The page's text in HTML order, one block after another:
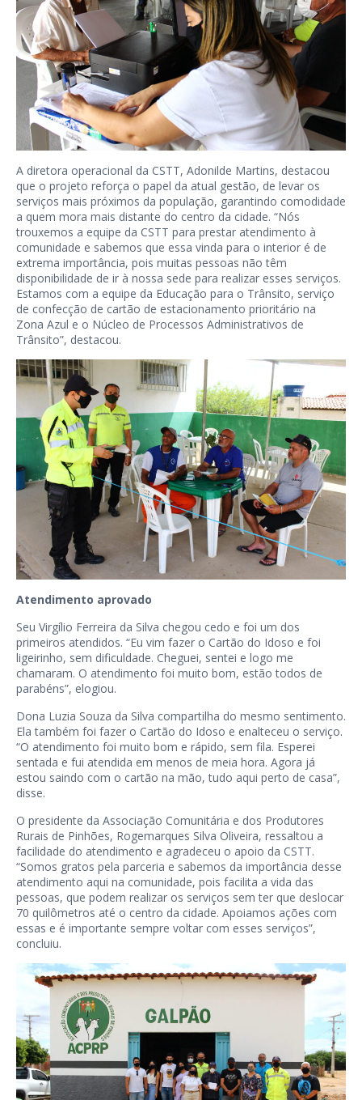
A diretora operacional da CSTT, Adonilde Martins, destacou
que o projeto reforça o papel da atual gestão, de levar os
serviços mais próximos da população, garantindo comodidade
a quem mora mais distante do centro da cidade. “Nós
trouxemos a equipe da CSTT para prestar atendimento à
comunidade e sabemos que essa vinda para o interior é de
extrema importância, pois muitas pessoas não têm
disponibilidade de ir à nossa sede para realizar esses serviços.
Estamos com a equipe da Educação para o Trânsito, serviço
de confecção de cartão de estacionamento prioritário na
Zona Azul e o Núcleo de Processos Administrativos de
Trânsito”, destacou.
Atendimento aprovado
Seu Virgílio Ferreira da Silva chegou cedo e foi um dos
primeiros atendidos. “Eu vim fazer o Cartão do Idoso e foi
ligeirinho, sem dificuldade. Cheguei, sentei e logo me
chamaram. O atendimento foi muito bom, estão todos de
parabéns”, elogiou.
Dona Luzia Souza da Silva compartilha do mesmo sentimento.
Ela também foi fazer o Cartão do Idoso e enalteceu o serviço.
“O atendimento foi muito bom e rápido, sem fila. Esperei
sentada e fui atendida em menos de meia hora. Agora já
estou saindo com o cartão na mão, tudo aqui perto de casa”,
disse.
O presidente da Associação Comunitária e dos Produtores
Rurais de Pinhões, Rogemarques Silva Oliveira, ressaltou a
facilidade do atendimento e agradeceu o apoio da CSTT.
“Somos gratos pela parceria e sabemos da importância desse
atendimento aqui na comunidade, pois facilita a vida das
pessoas, que podem realizar os serviços sem ter que deslocar
70 quilômetros até o centro da cidade. Apoiamos ações com
essas e é importante sempre voltar com esses serviços”,
concluiu.